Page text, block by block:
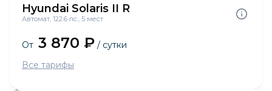
Hyundai Solaris II R
Автомат, 122.6 лс., 5 мест
От 3 870 ₽ / сутки
Все тарифы